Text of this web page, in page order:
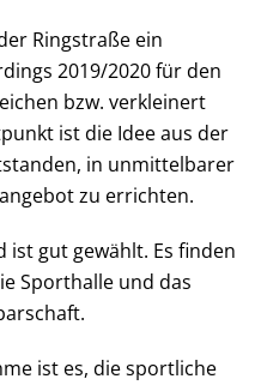
Ringstraße ein
2019/2020 für den
bzw. verkleinert
ist die Idee aus der
in unmittelbarer
zu errichten.
gut gewählt. Es finden
Sporthalle und das
ist es, die sportliche